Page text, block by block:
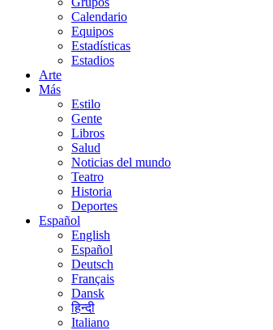
Calendario
Equipos
Estadísticas
Estadios
Arte
Más
Estilo
Gente
Libros
Salud
Noticias del mundo
Teatro
Historia
Deportes
Español
English
Español
Deutsch
Français
Dansk
हिन्दी
Italiano